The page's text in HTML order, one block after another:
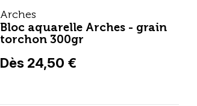
Arches
Bloc aquarelle Arches - grain
torchon 300gr
Dès 24,50 €